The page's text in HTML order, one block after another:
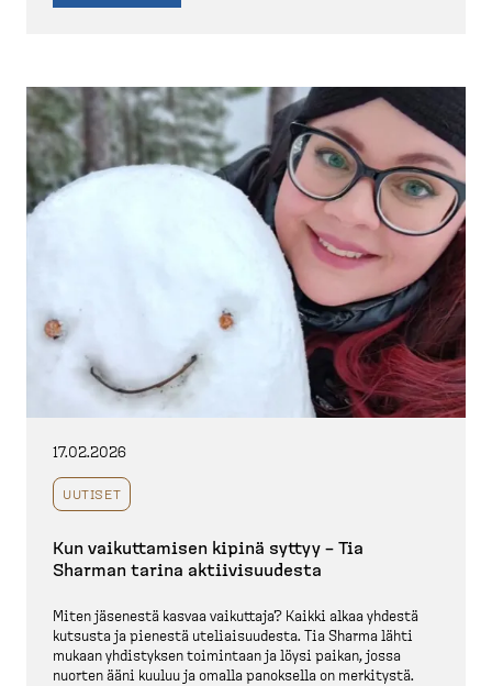
17.02.2026
UUTISET
Kun vaikut­tamisen kipinä syttyy – Tia
Sharman tarina aktiivi­suudesta
Miten jäsenestä kasvaa vaikuttaja? Kaikki alkaa yhdestä
kutsusta ja pienestä uteliai­suudesta. Tia Sharma lähti
mukaan yhdistyksen toimintaan ja löysi paikan, jossa
nuorten ääni kuuluu ja omalla panoksella on merkitystä.